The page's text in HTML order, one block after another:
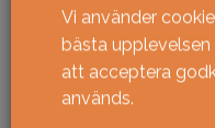
Vi använder
bästa upplevelsen
att acceptera
används.